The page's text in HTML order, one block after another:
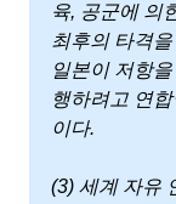
육, 공군에 의
최후의 타격
일본이 저항
행하려고 연
이다.
(3) 세계 자유